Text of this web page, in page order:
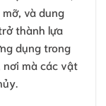
và dung
thành lựa
dụng trong
mà các vật